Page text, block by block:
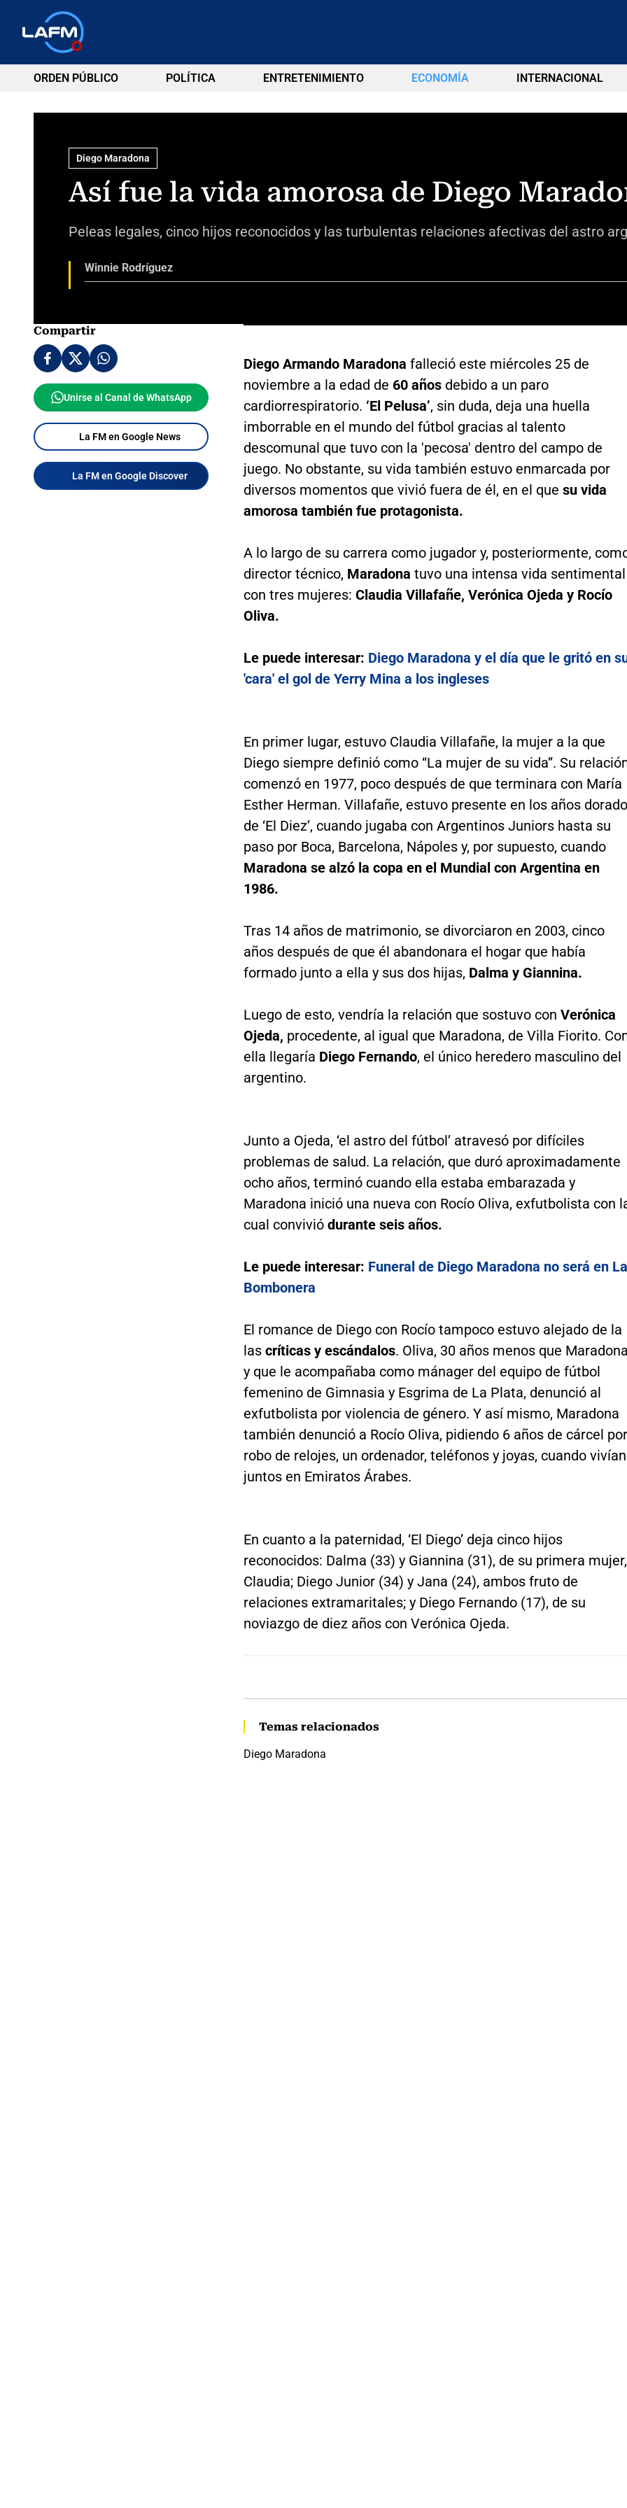
ORDEN PÚBLICO POLÍTICA ENTRETENIMIENTO ECONOMÍA INTERNACIONAL
Diego Maradona
Así fue la vida amorosa de Diego
Peleas legales, cinco hijos reconocidos y las turbulentas relaciones afectivas del astro
Winnie Rodríguez
Compartir
Unirse al Canal de WhatsApp
La FM en Google News
La FM en Google Discover
Diego Armando Maradona falleció este miércoles 25 de
noviembre a la edad de 60 añosdebido a un paro
cardiorrespiratorio. ‘El Pelusa’, sin duda, deja una huella
imborrable en el mundo del fútbol gracias al talento
descomunal que tuvo con la 'pecosa' dentro del campo de
juego. No obstante, su vida también estuvo enmarcada por
diversos momentos que vivió fuera de él, en el que su vida
amorosa también fue protagonista.
A lo largo de su carrera como jugador y, posteriormente,
director técnico, Maradona tuvo una intensa vida sentimental
con tres mujeres: Claudia Villafañe, Verónica Ojeda y Rocío
Oliva.
Le puede interesar: Diego Maradona y el día que le gritó en
'cara' el gol de Yerry Mina a los ingleses
En primer lugar, estuvo Claudia Villafañe, la mujer a la que
Diego siempre definió como “La mujer de su vida”. Su
comenzó en 1977, poco después de que terminara con María
Esther Herman. Villafañe, estuvo presente en los años
de ‘El Diez’, cuando jugaba con Argentinos Juniors hasta su
paso por Boca, Barcelona, Nápoles y, por supuesto, cuando
Maradona se alzó la copa en el Mundial con Argentina en
1986.
Tras 14 años de matrimonio, se divorciaron en 2003, cinco
años después de que él abandonara el hogar que había
formado junto a ella y sus dos hijas, Dalma y Giannina.
Luego de esto, vendría la relación que sostuvo con Verónica
Ojeda, procedente, al igual que Maradona, de Villa Fiorito.
ella llegaría Diego Fernando, el único heredero masculino del
argentino.
Junto a Ojeda, ‘el astro del fútbol’ atravesó por difíciles
problemas de salud. La relación, que duró aproximadamente
ocho años, terminó cuando ella estaba embarazada y
Maradona inició una nueva con Rocío Oliva, exfutbolista con
cual convivió durante seis años.
Le puede interesar: Funeral de Diego Maradona no será en La
Bombonera
El romance de Diego con Rocío tampoco estuvo alejado de la
lascríticas y escándalos. Oliva, 30 años menos que
y que le acompañaba como mánager del equipo de fútbol
femenino de Gimnasia y Esgrima de La Plata, denunció al
exfutbolista por violencia de género. Y así mismo, Maradona
también denunció a Rocío Oliva, pidiendo 6 años de cárcel por
robo de relojes, un ordenador, teléfonos y joyas, cuando vivían
juntos en Emiratos Árabes.
En cuanto a la paternidad, ‘El Diego’ deja cinco hijos
reconocidos: Dalma (33) y Giannina (31), de su primera mujer,
Claudia; Diego Junior (34) y Jana (24), ambos fruto de
relaciones extramaritales; y Diego Fernando (17), de su
noviazgo de diez años con Verónica Ojeda.
Temas relacionados
Diego Maradona